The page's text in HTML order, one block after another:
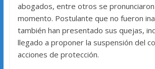
abogados, entre otros se
momento. Postulante que no fueron
también han presentado sus quejas,
llegado a proponer la suspensión del
acciones de protección.